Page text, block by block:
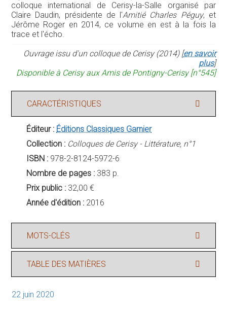
colloque international de Cerisy-la-Salle organisé par
Claire Daudin, présidente de l'Amitié Charles Péguy, et
Jérôme Roger en 2014, ce volume en est à la fois la
trace et l'écho.
Ouvrage issu d'un colloque de Cerisy (2014) [en savoir
plus]
Disponible à Cerisy aux Amis de Pontigny-Cerisy [n°545]
CARACTÉRISTIQUES
Éditeur : Éditions Classiques Garnier
Collection : Colloques de Cerisy - Littérature, n°1
ISBN : 978-2-8124-5972-6
Nombre de pages : 383 p.
Prix public : 32,00 €
Année d'édition : 2016
MOTS-CLÉS
TABLE DES MATIÈRES
22 juin 2020